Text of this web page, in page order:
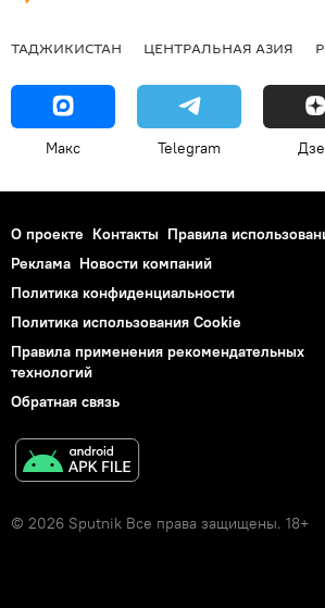
ТАДЖИКИСТАН ЦЕНТРАЛЬНАЯ АЗИЯ
Макс Telegram
О проекте Контакты Правила
Реклама Новости компаний
Политика конфиденциальности
Политика использования Cookie
Правила применения рекомендательных
технологий
Обратная связь
© 2026 Sputnik Все права защищены. 18+